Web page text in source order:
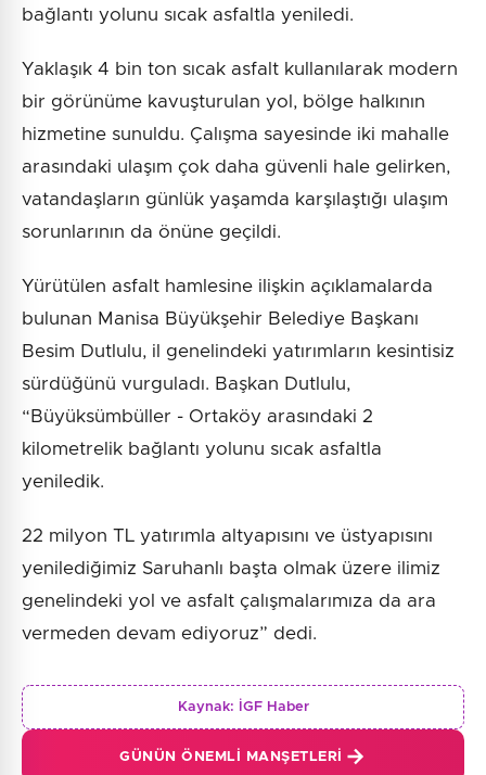
bağlantı yolunu sıcak asfaltla yeniledi.
Yaklaşık 4 bin ton sıcak asfalt kullanılarak modern
bir görünüme kavuşturulan yol, bölge halkının
hizmetine sunuldu. Çalışma sayesinde iki mahalle
arasındaki ulaşım çok daha güvenli hale gelirken,
vatandaşların günlük yaşamda karşılaştığı ulaşım
sorunlarının da önüne geçildi.
Yürütülen asfalt hamlesine ilişkin açıklamalarda
bulunan Manisa Büyükşehir Belediye Başkanı
Besim Dutlulu, il genelindeki yatırımların kesintisiz
sürdüğünü vurguladı. Başkan Dutlulu,
“Büyüksümbüller - Ortaköy arasındaki 2
kilometrelik bağlantı yolunu sıcak asfaltla
yeniledik.
22 milyon TL yatırımla altyapısını ve üstyapısını
yenilediğimiz Saruhanlı başta olmak üzere ilimiz
genelindeki yol ve asfalt çalışmalarımıza da ara
vermeden devam ediyoruz” dedi.
Kaynak: İGF Haber
GÜNÜN ÖNEMLI MANŞETLERI